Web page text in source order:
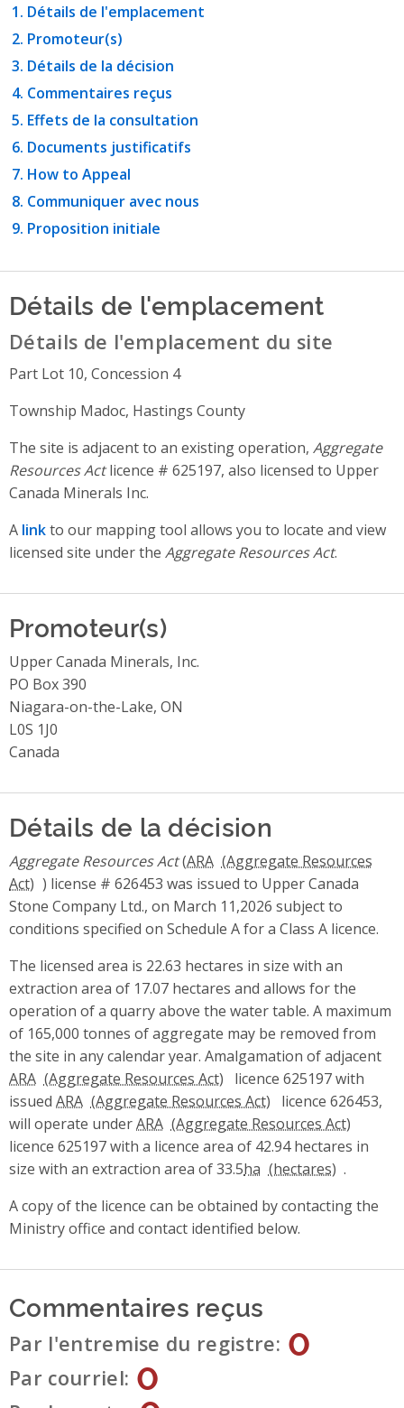
Détails de l'emplacement
Promoteur(s)
Détails de la décision
Commentaires reçus
Effets de la consultation
Documents justificatifs
How to Appeal
Communiquer avec nous
Proposition initiale
Détails de l'emplacement
Détails de l'emplacement du site
Part Lot 10, Concession 4
Township Madoc, Hastings County
The site is adjacent to an existing operation, Aggregate
Resources Actlicence # 625197, also licensed to Upper
Canada Minerals Inc.
A linkto our mapping tool allows you to locate and view
licensed site under the Aggregate Resources Act.
Promoteur(s)
Upper Canada Minerals, Inc.
PO Box 390
Niagara-on-the-Lake, ON
L0S 1J0
Canada
Détails de la décision
Aggregate Resources Act(ARA
) license # 626453 was issued to Upper Canada
Stone Company Ltd., on March 11,2026 subject to
conditions specified on Schedule A for a Class A licence.
The licensed area is 22.63 hectares in size with an
extraction area of 17.07 hectares and allows for the
operation of a quarry above the water table. A maximum
of 165,000 tonnes of aggregate may be removed from
the site in any calendar year. Amalgamation of adjacent
ARA
licence 625197 with
issued ARA
licence 626453,
will operate underARA
licence 625197 with a licence area of 42.94 hectares in
size with an extraction area of 33.5ha
.
A copy of the licence can be obtained by contacting the
Ministry office and contact identified below.
Commentaires reçus
Par l'entremise du registre 0
Par courriel 0